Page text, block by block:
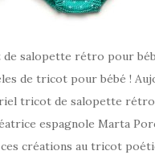
salopette rétro pour
de tricot pour bébé !
tricot de salopette
espagnole Marta
créations au tricot